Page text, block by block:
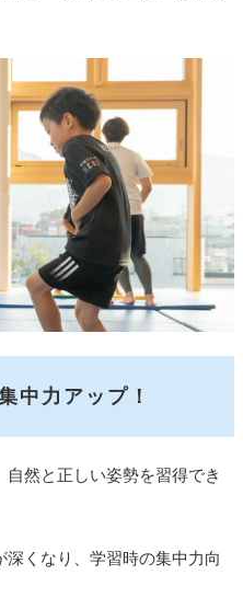
中力アップ！
然と正しい姿勢を習得でき
くなり、学習時の集中力向